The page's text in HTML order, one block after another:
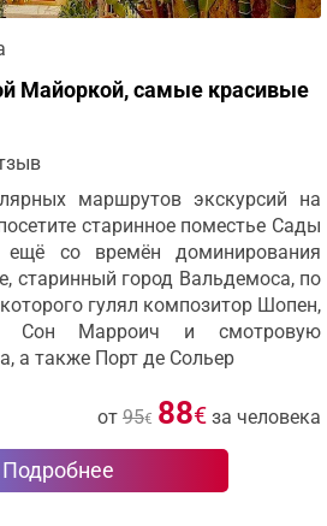
Майоркой, самые красивые
маршрутов экскурсий на
старинное поместье Сады
ещё со времён доминирования
старинный город Вальдемоса, по
гулял композитор Шопен,
Сон Марроич и смотровую
а также Порт де Сольер
от 95€ 88€ за человека
Подробнее